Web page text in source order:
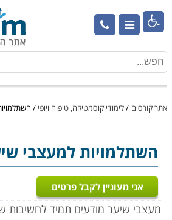

אתר קורסים /לימודי קוסמטיקה, טיפוח ויופי /
השתלמויות למעצבי
אני מעוניין לקבל פרטים
מעצבי שיער מודעים תמיד לחשיבות